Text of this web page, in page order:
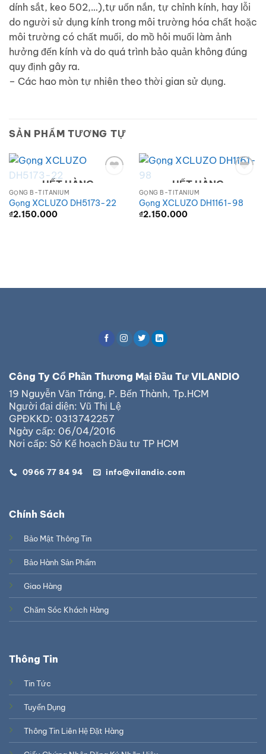
dính sắt, keo 502,…),tự uốn nắn, tự chỉnh kính, hay lỗi
do người sử dụng kính trong môi trường hóa chất hoặc
môi trường có chất muối, do mồ hôi muối làm ảnh
hưởng đến kính và do quá trình bảo quản không đúng
quy định gây ra.
– Các hao mòn tự nhiên theo thời gian sử dụng.
SẢN PHẨM TƯƠNG TỰ
HẾT HÀNG
GỌNG B-TITANIUM
Gọng XCLUZO DH5173-22
₫2.150.000
HẾT HÀNG
GỌNG B-TITANIUM
Gọng XCLUZO DH1161-98
₫2.150.000
Công Ty Cổ Phần Thương Mại Đầu Tư VILANDIO
19 Nguyễn Văn Tráng, P. Bến Thành, Tp.HCM
Người đại diện: Vũ Thị Lệ
GPĐKKD: 0313742257
Ngày cấp: 06/04/2016
Nơi cấp: Sở Kế hoạch Đầu tư TP HCM
0966 77 84 94 info@vilandio.com
Chính Sách
Bảo Mật Thông Tin
Bảo Hành Sản Phẩm
Giao Hàng
Chăm Sóc Khách Hàng
Thông Tin
Tin Tức
Tuyển Dụng
Thông Tin Liên Hệ Đặt Hàng